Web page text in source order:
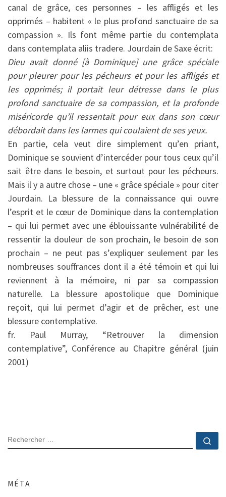
canal de grâce, ces personnes – les affligés et les
opprimés – habitent « le plus profond sanctuaire de sa
compassion ». Ils font même partie du contemplata
dans contemplata aliis tradere. Jourdain de Saxe écrit:
Dieu avait donné [à Dominique] une grâce spéciale
pour pleurer pour les pécheurs et pour les affligés et
les opprimés; il portait leur détresse dans le plus
profond sanctuaire de sa compassion, et la profonde
miséricorde qu’il ressentait pour eux dans son cœur
débordait dans les larmes qui coulaient de ses yeux.
En partie, cela veut dire simplement qu’en priant,
Dominique se souvient d’intercéder pour tous ceux qu’il
sait être dans le besoin, et surtout pour les pécheurs.
Mais il y a autre chose – une « grâce spéciale » pour citer
Jourdain. La blessure de la connaissance qui ouvre
l’esprit et le cœur de Dominique dans la contemplation
– qui lui permet avec une éblouissante vulnérabilité de
ressentir la douleur de son prochain, le besoin de son
prochain – ne peut pas s’expliquer seulement par les
nombreuses souffrances dont il a été témoin et qui lui
reviennent à la mémoire, ni par sa compassion
naturelle. La blessure apostolique que Dominique
reçoit, qui lui permet d’agir et de prêcher, est une
blessure contemplative.
fr. Paul Murray, “Retrouver la dimension
contemplative”, Conférence au Chapitre général (juin
2001)
RECHERCHER
MÉTA